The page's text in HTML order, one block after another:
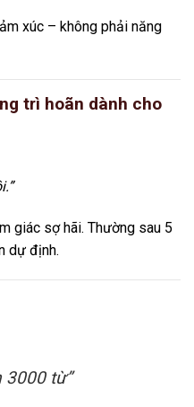
xúc – không phải năng
trì hoãn dành cho
giác sợ hãi. Thường sau 5
dự định.
3000 từ”